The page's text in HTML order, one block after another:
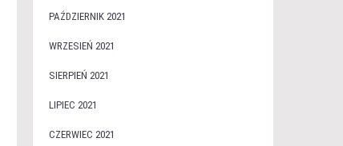
PAŹDZIERNIK 2021
WRZESIEŃ 2021
SIERPIEŃ 2021
LIPIEC 2021
CZERWIEC 2021